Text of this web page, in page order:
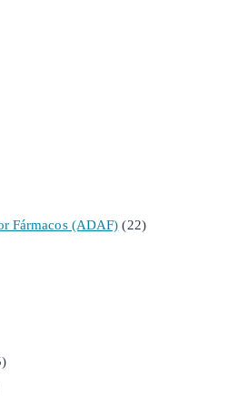
Fármacos (ADAF) (22)